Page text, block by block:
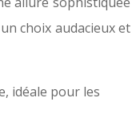
choix audacieux et
idéale pour les